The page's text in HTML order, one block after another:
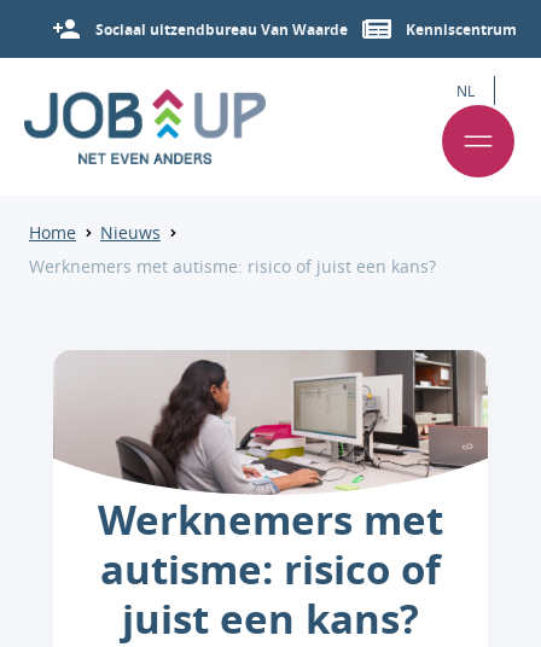
Sociaal uitzendbureau Van Waarde Kenniscentrum
NL
Home
Nieuws
Werknemers met autisme: risico of juist een kans?
Werknemers met
autisme: risico of
juist een kans?